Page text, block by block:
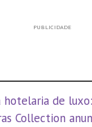
PUBLICIDADE
hotelaria de
Collection